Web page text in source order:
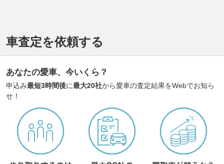
車査定を依頼する
あなたの愛車、今いくら？
申込み最短3時間後に最大20社から愛車の査定結果をWebでお知ら
せ！